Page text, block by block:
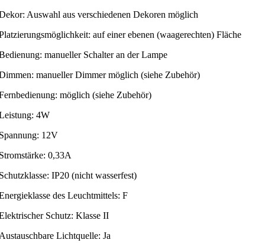
Auswahl aus verschiedenen Dekoren möglich
auf einer ebenen (waagerechten) Fläche
manueller Schalter an der Lampe
manueller Dimmer möglich (siehe Zubehör)
möglich (siehe Zubehör)
4W
12V
0,33A
IP20 (nicht wasserfest)
des Leuchtmittels: F
Schutz: Klasse II
Lichtquelle: Ja